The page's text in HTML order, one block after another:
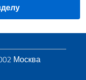
Москва